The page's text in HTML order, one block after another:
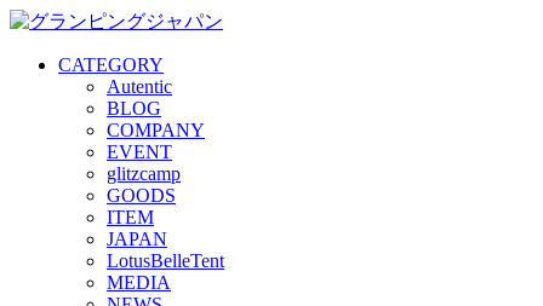
CATEGORY
Autentic
BLOG
COMPANY
EVENT
glitzcamp
GOODS
ITEM
JAPAN
LotusBelleTent
MEDIA